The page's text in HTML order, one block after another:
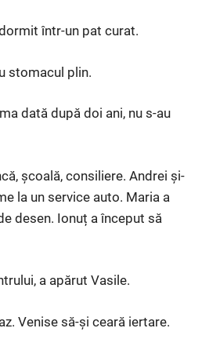
într-un pat curat.
stomacul plin.
dată după doi ani, nu s-au
școală, consiliere. Andrei și-
la un service auto. Maria a
desen. Ionuț a început să
a apărut Vasile.
Venise să-și ceară iertare.